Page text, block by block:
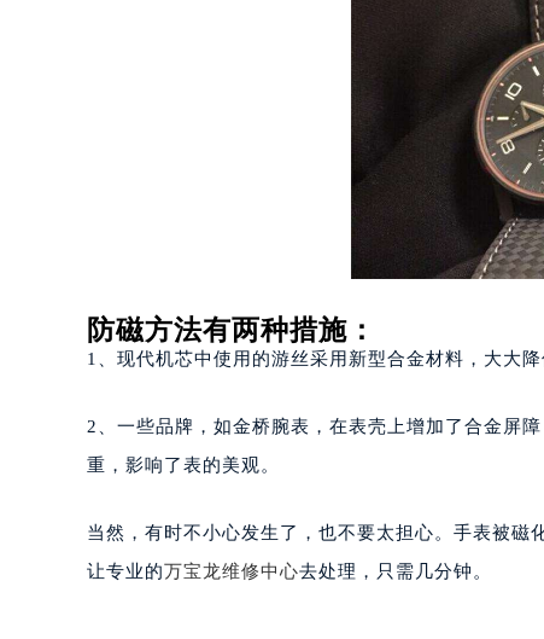
厦门市思明区湖滨东路95号华润大
福州市鼓楼区五四路128-1号恒力城
成都市锦江区人民东路6号SAC东原
重庆市江北区观音桥步行街2号融恒
长沙市芙蓉区定王台街道建湘路393
郑州市二七区铭功路10号华润大厦
太原市迎泽区解放路15号亨得利名
沈阳市沈河区中街路137号亨得利名
沈阳市沈河区中街路83号亨得利名
乌鲁木齐市天山区红山路26号时代广
温州市鹿城区锦绣路1067号置信广
大连市中山区人民路15号国际金融大
佛山市禅城区季华五路57号万科金融
无锡市梁溪区人民中路139号恒隆广
防磁方法有两种措施：
1、现代机芯中使用的游丝采用新型合金材料，大大
2、一些品牌，如金桥腕表，在表壳上增加了合金屏
重，影响了表的美观。
当然，有时不小心发生了，也不要太担心。手表被
让专业的万宝龙维修中心去处理，只需几分钟。